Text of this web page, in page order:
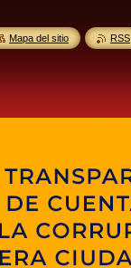
Mapa del sitio RSS